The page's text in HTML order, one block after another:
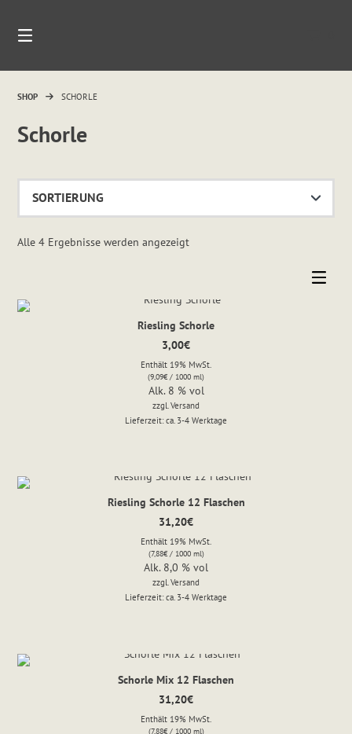
zum
SHOP SCHORLE
Schorle
Alle 4 Ergebnisse werden angezeigt
Riesling Schorle
3,00€
Enthält 19% MwSt.
(9,09€/ 1000 ml)
Alk. 8 % vol
zzgl.Versand
Lieferzeit: ca. 3-4 Werktage
Riesling Schorle 12 Flaschen
31,20€
Enthält 19% MwSt.
(7,88€/ 1000 ml)
Alk. 8,0 % vol
zzgl.Versand
Lieferzeit: ca. 3-4 Werktage
Schorle Mix 12 Flaschen
31,20€
Enthält 19% MwSt.
(7,88€/ 1000 ml)